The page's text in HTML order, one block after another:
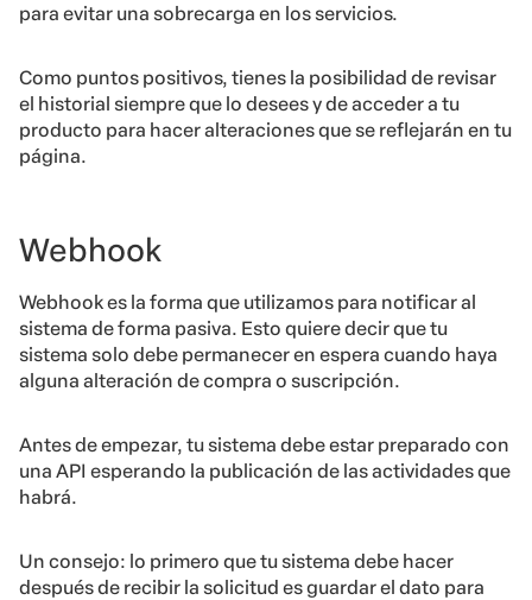
para evitar una sobrecarga en los servicios.
Como puntos positivos, tienes la posibilidad de revisar
el historial siempre que lo desees y de acceder a tu
producto para hacer alteraciones que se reflejarán en tu
página.
Webhook
Webhook es la forma que utilizamos para notificar al
sistema de forma pasiva. Esto quiere decir que tu
sistema solo debe permanecer en espera cuando haya
alguna alteración de compra o suscripción.
Antes de empezar, tu sistema debe estar preparado con
una API esperando la publicación de las actividades que
habrá.
Un consejo: lo primero que tu sistema debe hacer
después de recibir la solicitud es guardar el dato para